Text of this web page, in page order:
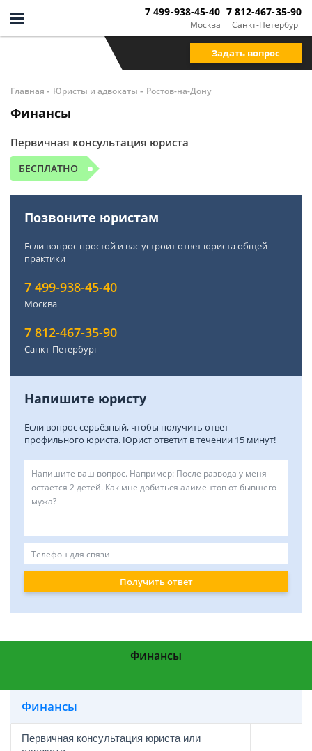
Москва
7 499-938-45-40
Санкт-Петербург
7 812-467-35-90
Задать вопрос
Главная - Юристы и адвокаты - Ростов-на-Дону
Финансы
Первичная консультация юриста
БЕСПЛАТНО
Позвоните юристам
Если вопрос простой и вас устроит ответ юриста общей
практики
7 499-938-45-40
Москва
7 812-467-35-90
Санкт-Петербург
Напишите юристу
Если вопрос серьёзный, чтобы получить ответ
профильного юриста. Юрист ответит в течении 15 минут!
Получить ответ
Финансы
Финансы
Первичная консультация юриста или